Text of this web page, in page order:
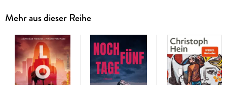
In zwanzig humorvollen, bissigen und brillanten Geschichten
erfahren wir, wie Jules Leroy seine heißgeliebte Katze
meuchelt, weil sie sein noch heißer geliebtes wöchentliches
Roastbeef gefressen hat; wie »Haut-und-Knochen« im
Adamskostüm durch die Anstalt flitzt oder wie ein
Mehr aus dieser Reihe